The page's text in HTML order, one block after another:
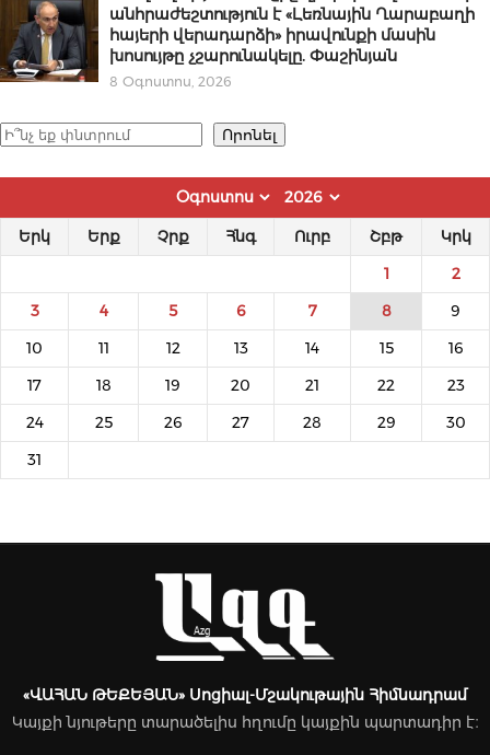
անհրաժեշտություն է «Լեռնային Ղարաբաղի
հայերի վերադարձի» իրավունքի մասին
խոսույթը չշարունակելը. Փաշինյան
8 Օգոստոս, 2026
Որոնել Որոնել
Երկ Երք Չրք Հնգ Ուրբ Շբթ Կրկ
1 2
3 4 5 6 7 8 9
10 11 12 13 14 15 16
17 18 19 20 21 22 23
24 25 26 27 28 29 30
31
«ՎԱՀԱՆ ԹԵՔԵՅԱՆ» Սոցիալ-Մշակութային Հիմնադրամ
Կայքի նյութերը տարածելիս հղումը կայքին պարտադիր է։